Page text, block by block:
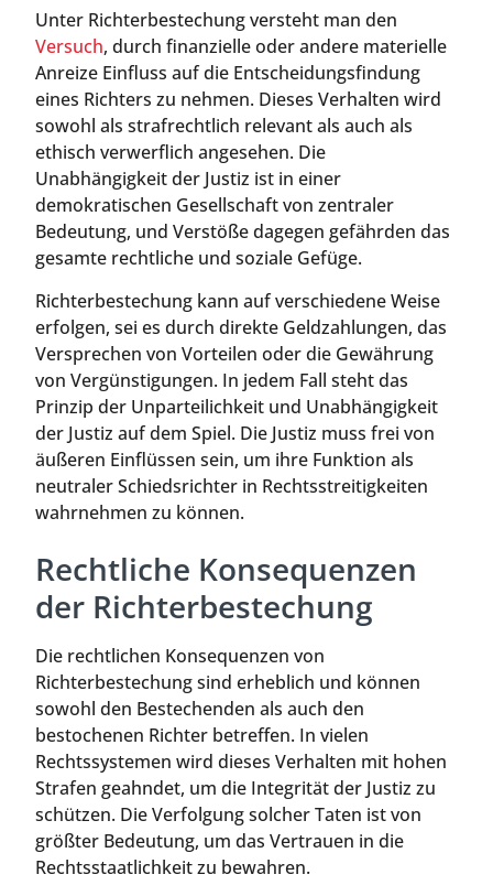
Unter Richterbestechung versteht man den
Versuch, durch finanzielle oder andere materielle
Anreize Einfluss auf die Entscheidungsfindung
eines Richters zu nehmen. Dieses Verhalten wird
sowohl als strafrechtlich relevant als auch als
ethisch verwerflich angesehen. Die
Unabhängigkeit der Justiz ist in einer
demokratischen Gesellschaft von zentraler
Bedeutung, und Verstöße dagegen gefährden das
gesamte rechtliche und soziale Gefüge.
Richterbestechung kann auf verschiedene Weise
erfolgen, sei es durch direkte Geldzahlungen, das
Versprechen von Vorteilen oder die Gewährung
von Vergünstigungen. In jedem Fall steht das
Prinzip der Unparteilichkeit und Unabhängigkeit
der Justiz auf dem Spiel. Die Justiz muss frei von
äußeren Einflüssen sein, um ihre Funktion als
neutraler Schiedsrichter in Rechtsstreitigkeiten
wahrnehmen zu können.
Rechtliche Konsequenzen
der Richterbestechung
Die rechtlichen Konsequenzen von
Richterbestechung sind erheblich und können
sowohl den Bestechenden als auch den
bestochenen Richter betreffen. In vielen
Rechtssystemen wird dieses Verhalten mit hohen
Strafen geahndet, um die Integrität der Justiz zu
schützen. Die Verfolgung solcher Taten ist von
größter Bedeutung, um das Vertrauen in die
Rechtsstaatlichkeit zu bewahren.